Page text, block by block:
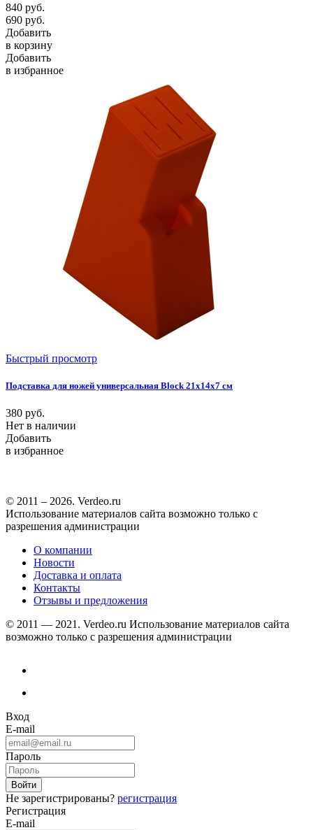
840 руб.
690 руб.
Добавить
в корзину
Добавить
в избранное
Быстрый просмотр
Подставка для ножей универсальная Block 21х14х7 см
380 руб.
Нет в наличии
Добавить
в избранное
© 2011 – 2026. Verdeo.ru
Использование материалов сайта возможно только с
разрешения администрации
О компании
Новости
Доставка и оплата
Контакты
Отзывы и предложения
© 2011 — 2021. Verdeo.ru Использование материалов сайта
возможно только с разрешения администрации
Вход
E-mail
Пароль
Не зарегистрированы? регистрация
Регистрация
E-mail